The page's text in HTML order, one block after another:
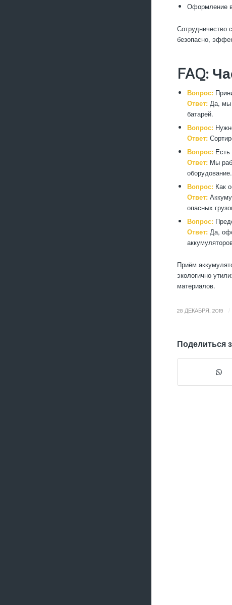
Оформление
Сотрудничество
безопасно,
FAQ:
Вопрос:
Ответ: Да, мы
батарей.
Вопрос:
Ответ:
Вопрос:
Ответ: Мы
оборудование.
Вопрос: Как
Ответ:
опасных
Вопрос:
Ответ: Да,
Приём
экологично
материалов.
28 ДЕКАБРЯ, 2019
Поделиться